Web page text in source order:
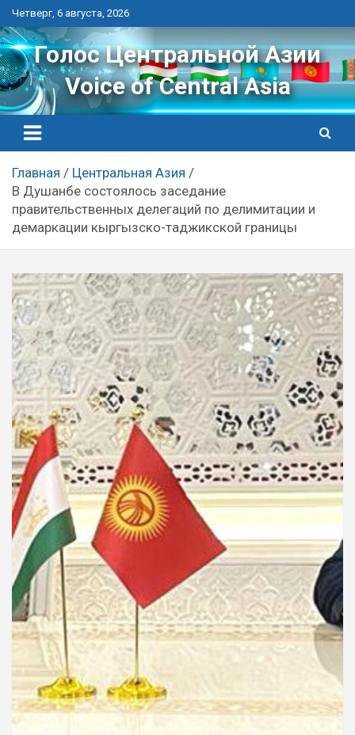
Перейти
к
контенту
Четверг, 6 августа, 2026
Голос Центральной Азии
Voice of Central Asia
Главная
Центральная Азия
В Душанбе состоялось заседание
правительственных делегаций по делимитации и
демаркации кыргызско-таджикской границы